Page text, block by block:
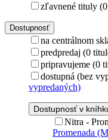
zľavnené tituly
Dostupnosť
na centrálnom
predpredaj (0
pripravujeme (0
dostupná (bez
vypredaných)
Dostupnosť v
Nitra -
Promenada